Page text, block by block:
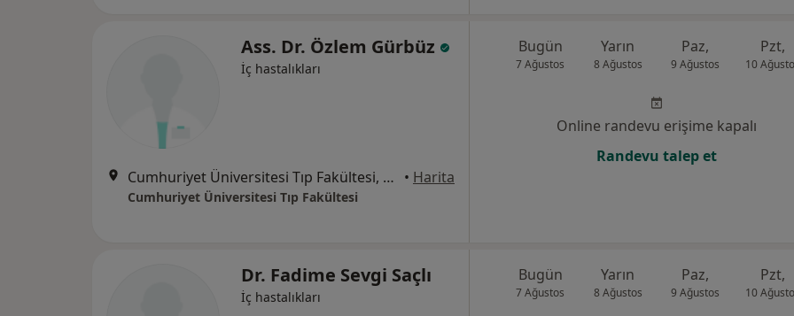
Ass. Dr. Özlem Gürbüz
İç hastalıkları
Cumhuriyet Üniversitesi Tıp Fakültesi, Sivas • Harita
Cumhuriyet Üniversitesi Tıp Fakültesi
Bugün
7 Ağustos
Yarın
8 Ağustos
Paz,
9 Ağustos
Pzt,
10
Online randevu erişime kapalı
Randevu talep et
Dr. Fadime Sevgi Saçlı
İç hastalıkları
Bugün
7 Ağustos
Yarın
8 Ağustos
Paz,
9 Ağustos
Pzt,
10